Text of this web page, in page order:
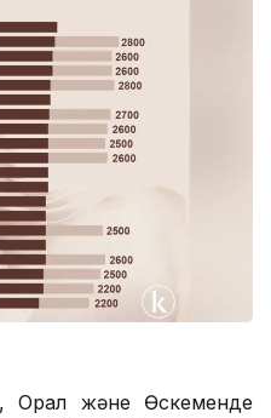
Орал және Өскеменде